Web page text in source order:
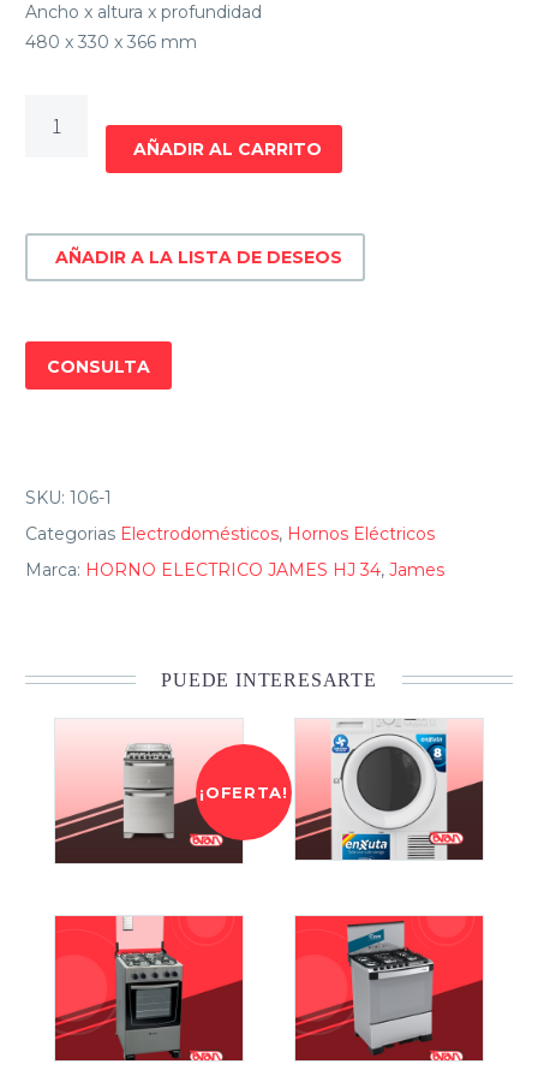
Ancho x altura x profundidad
480 x 330 x 366 mm
ELECTRICO
34
cantidad
AÑADIR AL CARRITO
AÑADIR A LA LISTA DE DESEOS
CONSULTA
SKU: 106-1
Categorias Electrodomésticos, Hornos Eléctricos
Marca: HORNO ELECTRICO JAMES HJ 34, James
PUEDE INTERESARTE
¡OFERTA!